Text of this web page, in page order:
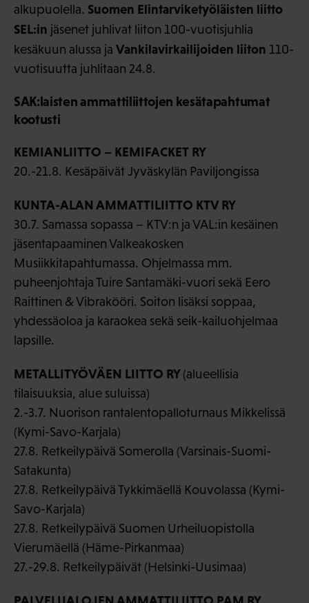
alkupuolella. Suomen Elintarviketyöläisten liitto
SEL:in jäsenet juhlivat liiton 100-vuotisjuhlia
kesäkuun alussa ja Vankilavirkailijoiden liiton 110-
vuotisuutta juhlitaan 24.8.
SAK:laisten ammattiliittojen kesätapahtumat
kootusti
KEMIANLIITTO – KEMIFACKET RY
20.-21.8. Kesäpäivät Jyväskylän Paviljongissa
KUNTA-ALAN AMMATTILIITTO KTV RY
30.7. Samassa sopassa – KTV:n ja VAL:in kesäinen
jäsentapaaminen Valkeakosken
Musiikkitapahtumassa. Ohjelmassa mm.
puheenjohtaja Tuire Santamäki-vuori sekä Eero
Raittinen & Vibrakööri. Soiton lisäksi soppaa,
yhdessäoloa ja karaokea sekä seik-kailuohjelmaa
lapsille.
METALLITYÖVÄEN LIITTO RY(alueellisia
tilaisuuksia, alue suluissa)
2.-3.7. Nuorison rantalentopalloturnaus Mikkelissä
(Kymi-Savo-Karjala)
27.8. Retkeilypäivä Somerolla (Varsinais-Suomi-
Satakunta)
27.8. Retkeilypäivä Tykkimäellä Kouvolassa (Kymi-
Savo-Karjala)
27.8. Retkeilypäivä Suomen Urheiluopistolla
Vierumäellä (Häme-Pirkanmaa)
27.-29.8. Retkeilypäivät (Helsinki-Uusimaa)